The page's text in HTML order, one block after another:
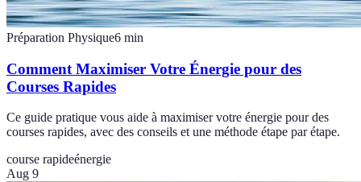
Préparation Physique6 min
Comment Maximiser Votre Énergie pour des
Courses Rapides
Ce guide pratique vous aide à maximiser votre énergie pour des
courses rapides, avec des conseils et une méthode étape par étape.
course rapideénergie
Aug 9